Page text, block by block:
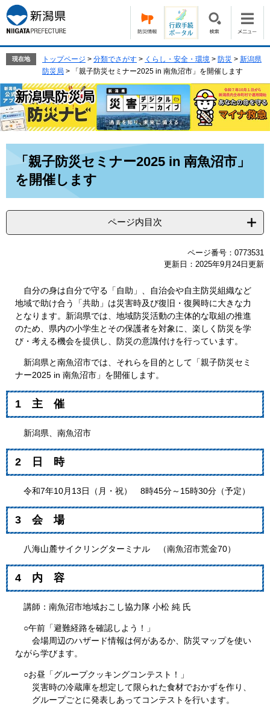
ー
ジ
の
で
す。
ニ
ュ
ー
ば
し
て
本
文
へ
現在地 トップページ > 分類でさがす > くらし・安全・環境 > 防災 > 新潟県
防災局 > 「親子防災セミナー2025 in 南魚沼市」を開催します
新潟県防災局
「親子防災セミナー2025 in 南魚沼市」
を開催します
ページ内目次
ページ番号：0773531
更新日：2025年9月24日更新
自分の身は自分で守る「自助」、自治会や自主防災組織など
地域で助け合う「共助」は災害時及び復旧・復興時に大きな力
となります。新潟県では、地域防災活動の主体的な取組の推進
のため、県内の小学生とその保護者を対象に、楽しく防災を学
び・考える機会を提供し、防災の意識付けを行っています。
新潟県と南魚沼市では、それらを目的として「親子防災セミ
ナー2025 in 南魚沼市」を開催します。
1 主 催
新潟県、南魚沼市
2 日 時
令和7年10月13日（月・祝） 8時45分～15時30分（予定）
3 会 場
八海山麓サイクリングターミナル （南魚沼市荒金70）
4 内 容
講師：南魚沼市地域おこし協力隊 小松 純 氏
○午前「避難経路を確認しよう！」
会場周辺のハザード情報は何があるか、防災マップを使い
ながら学びます。
○お昼「グループクッキングコンテスト！」
災害時の冷蔵庫を想定して限られた食材でおかずを作り、
グループごとに発表しあってコンテストを行います。